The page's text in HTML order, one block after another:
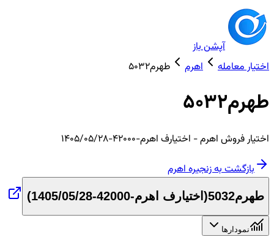
آپشن باز
اختیار معامله
اهرم طهرم5032
طهرم5032
اختیارفروش اهرم- اختیارف اهرم-42000-1405/05/28
بازگشت به زنجیرهاهرم
طهرم5032 ( اختیارف اهرم-42000-1405/05/28 )
نمودارها